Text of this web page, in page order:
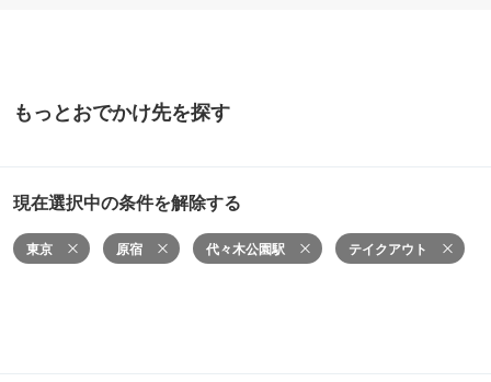
もっとおでかけ先を探す
現在選択中の条件を解除する
東京 原宿 代々木公園駅 テイクアウト